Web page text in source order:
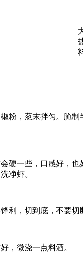
粉，葱末拌匀。腌
硬一些，口感好，
净虾。
利，切到底，不要切
，微浇一点料酒。